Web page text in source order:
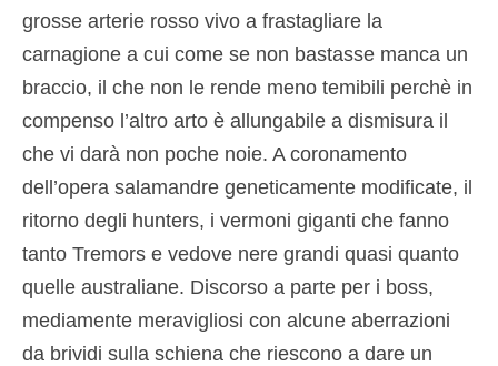
grosse arterie rosso vivo a frastagliare la
carnagione a cui come se non bastasse manca un
braccio, il che non le rende meno temibili perchè in
compenso l’altro arto è allungabile a dismisura il
che vi darà non poche noie. A coronamento
dell’opera salamandre geneticamente modificate, il
ritorno degli hunters, i vermoni giganti che fanno
tanto Tremors e vedove nere grandi quasi quanto
quelle australiane. Discorso a parte per i boss,
mediamente meravigliosi con alcune aberrazioni
da brividi sulla schiena che riescono a dare un